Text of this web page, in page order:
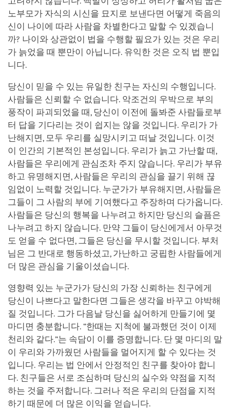
노부모가 자식의 시신을 묘지로 보낸다면 어떻게 죽음의
신이 나이에 따라 사람을 차별한다고 말할 수 있겠습니
까? 나이와 상관없이 법을 수행할 필요가 있는 것은 우리
가 늙었을 때 뿐만이 아닙니다. 유익한 것은 오직 법 뿐입
니다.
당신이 믿을 수 있는 유일한 친구는 자신의 수행입니다.
사람들은 신뢰할 수 없습니다. 악조건의 우박으로 부의
풍작이 파괴되었을 때, 당신이 이전에 돌봐준 사람들로부
터 답을 기다리는 것이 쉽지는 않을 것입니다. 우리가 가
난해지면, 모두 우리를 실망시키고 떠날 것입니다. 이것
이 인간의 기본적인 본성입니다. 우리가 늙고 가난할 때,
사람들은 우리에게 관심조차 주지 않습니다. 우리가 부유
하고 유명해지면, 사람들은 우리의 관심을 끌기 위해 끊
임없이 노력할 것입니다. 누군가가 부유해지면, 사람들은
그들이 그 사람의 부에 기여했다고 주장하며 다가옵니다.
사람들은 당신의 행복을 나누려고 하지만 당신의 슬픔은
나누려고 하지 않습니다. 만약 그들이 당신에게서 아무것
도 얻을 수 없다면, 그들은 당신을 무시할 것입니다. 부처
님은 그 반대로 행동하셨고, 가난하고 궁핍한 사람들에게
더 많은 관심을 기울이셨습니다.
영향력 있는 누군가가 당신의 가장 신뢰하는 친구에게
당신이 나쁘다고 말한다면 그들은 생각을 바꾸고 야박해
질 것입니다. 그가 다음날 당신을 싫어하게 만들기에 몇
마디면 충분합니다. “한때는 지척에 불과했던 것이 이제
천리와 같다.”는 속담이 이를 증명합니다. 단 몇 마디의 말
이 우리와 가까웠던 사람들을 멀어지게 할 수 있다는 것
입니다. 우리는 법 안에서 안정적인 친구를 찾아야 합니
다. 친구들은 서로 조심하며 당신의 실수와 약점을 지적
하는 것을 주저합니다. 그러나 적은 우리의 단점을 지적
하기 때문에 더 많은 이익을 얻습니다.